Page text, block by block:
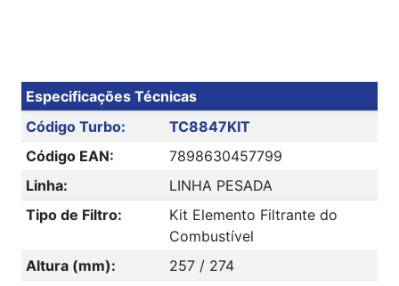
Especificações Técnicas
Código Turbo:
TC8847KIT
Código EAN:
7898630457799
Linha:
LINHA PESADA
Tipo de Filtro:
Kit Elemento Filtrante do
Combustível
Altura (mm):
257 / 274